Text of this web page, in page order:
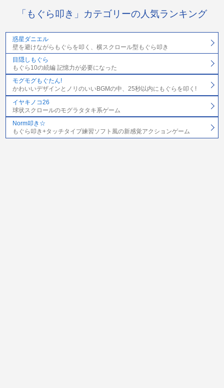
「もぐら叩き」カテゴリーの人気ランキング
惑星ダニエル
壁を避けながらもぐらを叩く、横スクロール型もぐら叩き
目隠しもぐら
もぐら10の続編 記憶力が必要になった
モグモグもぐたん!
かわいいデザインとノリのいいBGMの中、25秒以内にもぐらを叩く!
イヤキノコ26
球状スクロールのモグラタタキ系ゲーム
Norm叩き☆
もぐら叩き+タッチタイプ練習ソフト風の新感覚アクションゲーム